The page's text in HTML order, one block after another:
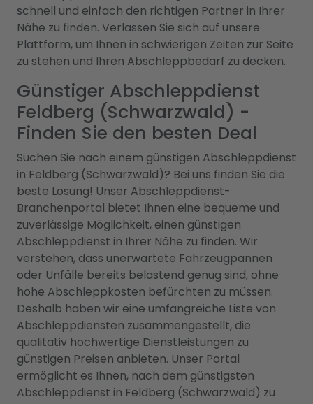
schnell und einfach den richtigen Partner in Ihrer
Nähe zu finden. Verlassen Sie sich auf unsere
Plattform, um Ihnen in schwierigen Zeiten zur Seite
zu stehen und Ihren Abschleppbedarf zu decken.
Günstiger Abschleppdienst
Feldberg (Schwarzwald) -
Finden Sie den besten Deal
Suchen Sie nach einem günstigen Abschleppdienst
in Feldberg (Schwarzwald)? Bei uns finden Sie die
beste Lösung! Unser Abschleppdienst-
Branchenportal bietet Ihnen eine bequeme und
zuverlässige Möglichkeit, einen günstigen
Abschleppdienst in Ihrer Nähe zu finden. Wir
verstehen, dass unerwartete Fahrzeugpannen
oder Unfälle bereits belastend genug sind, ohne
hohe Abschleppkosten befürchten zu müssen.
Deshalb haben wir eine umfangreiche Liste von
Abschleppdiensten zusammengestellt, die
qualitativ hochwertige Dienstleistungen zu
günstigen Preisen anbieten. Unser Portal
ermöglicht es Ihnen, nach dem günstigsten
Abschleppdienst in Feldberg (Schwarzwald) zu